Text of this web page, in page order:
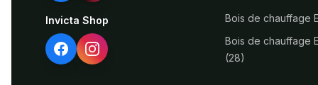
Invicta Shop
Bois de chauffage
Bois de chauffage
(28)